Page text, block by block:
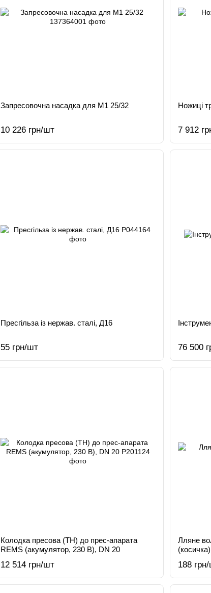
Запресовочна насадка для M1 25/32
10 226 грн/шт
Ножиці
7 912
Пресгільза із нержав. сталі, Д16
55 грн/шт 76 500
Колодка пресова (TH) до прес-апарата
REMS (акумулятор, 230 В), DN 20
12 514 грн/шт
Лляне
(косичка)
188